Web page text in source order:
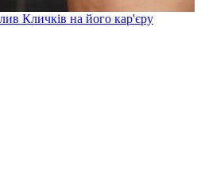
Кличків на його кар'єру